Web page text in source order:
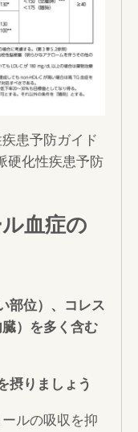
患予防ガイド
化性疾患予防
血症の
部位）、コレス
）を多く含む
摂りましょう
ルの吸収を抑